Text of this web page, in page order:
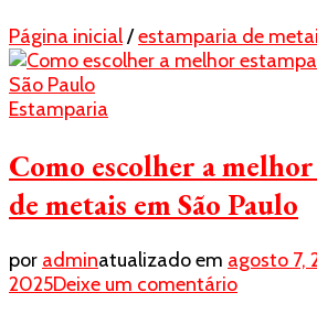
Página inicial/estamparia de
Estamparia
Como escolher a
de metais em São Paulo
por adminatualizado em agosto 7,
2025Deixe um comentárioem